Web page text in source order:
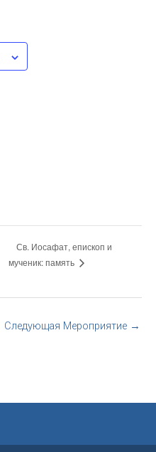
Св. Иосафат, епископ и
мученик: память
Следующая Мероприятие →